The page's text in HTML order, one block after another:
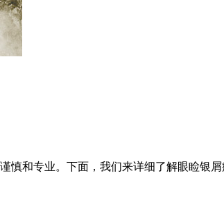
和专业。下面，我们来详细了解眼睑银屑